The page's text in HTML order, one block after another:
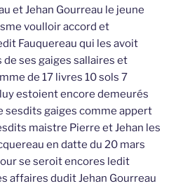
et Jehan Gourreau le jeune
voulloir accord et
Fauquereau qui les avoit
ses gaiges sallaires et
de 17 livres 10 sols 7
estoient encore demeurés
sesdits gaiges comme appert
maistre Pierre et Jehan les
en datte du 20 mars
se seroit encores ledit
affaires dudit Jehan Gourreau